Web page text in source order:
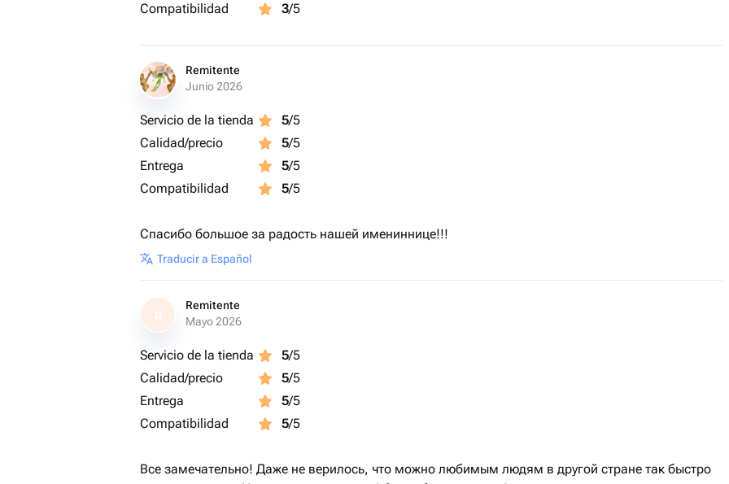
Compatibilidad
3/5
Remitente
Junio 2026
Servicio de la tienda 5/5
Calidad/precio
5/5
Entrega
5/5
Compatibilidad
5/5
Спасибо большое за радость нашей имениннице!!!
Traducir a Español
R
Remitente
Mayo 2026
Servicio de la tienda 5/5
Calidad/precio
5/5
Entrega
5/5
Compatibilidad
5/5
Все замечательно! Даже не верилось, что можно любимым людям в другой стране так быстро